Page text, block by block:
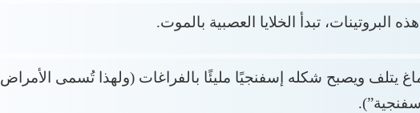
البروتينات، تبدأ الخلايا العصبية بالموت.
يتلف ويصبح شكله إسفنجيًا مليئًا بالفراغات (ولهذا تُسمى الأمراض